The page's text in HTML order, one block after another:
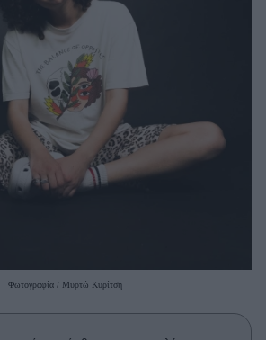
Φωτογραφία / Μυρτώ Κυρίτση